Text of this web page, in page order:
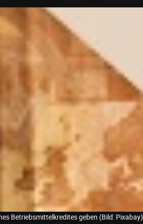
Betriebsmittelkredites geben (Bild: Pixabay)